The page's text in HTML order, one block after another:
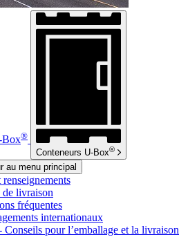
®
Conteneurs U-Box®
au menu principal
livraison
fréquentes
internationaux
Conseils pour l’emballage et la livraison